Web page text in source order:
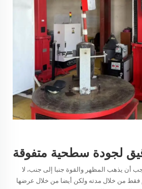
لجودة سطحية متفوقة
أن يذهب المظهر والقوة جنبا إلى جنب، لا
فقط من خلال مدته ولكن أيضا من خلال عرضها